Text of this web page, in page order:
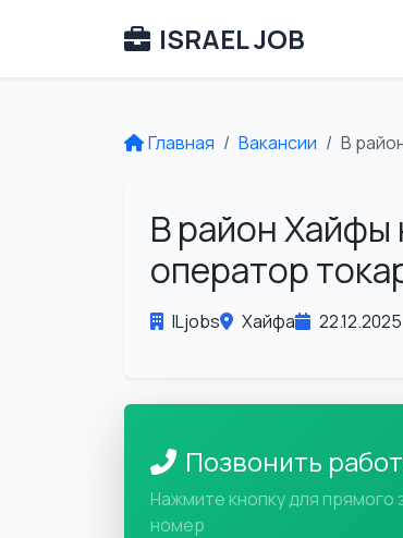
ISRAEL JOB
Главная Вакансии В
В район Хайфы
оператор
ILjobs Хайфа 22.12.2025
Позвонить
Нажмите кнопку для прямого
номер